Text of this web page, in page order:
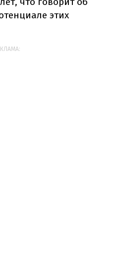
этих